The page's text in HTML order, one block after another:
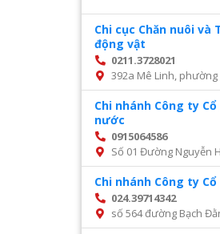
Chi cục Chăn nuôi
động vật
0211.3728021
392a Mê Linh,
Chi nhánh Công ty
nước
0915064586
Số 01 Đường Nguyễn
Chi nhánh Công ty Cổ
024.39714342
số 564 đường Bạch